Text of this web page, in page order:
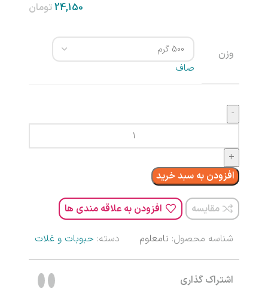
تومان
وزن
صاف
افزودن به سبد خرید
مقایسه افزودن به علاقه مندی ها
شناسه محصول: نامعلوم دسته: حبوبات و غلات
اشتراک گذاری